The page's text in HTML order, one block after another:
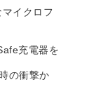
イクロフ
充電器を
の衝撃か